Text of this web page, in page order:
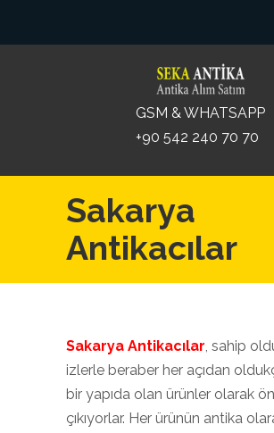
GSM & WHATSAPP
+90 542 240 70 70
Sakarya
Antikacılar
Sakarya Antikacılar, sahip
izlerle beraber her açıdan
bir yapıda olan ürünler olarak
çıkıyorlar. Her ürünün antika